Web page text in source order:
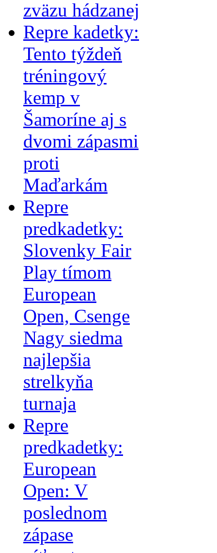
zväzu hádzanej
Repre kadetky:
Tento týždeň
tréningový
kemp v
Šamoríne aj s
dvomi zápasmi
proti
Maďarkám
Repre
predkadetky:
Slovenky Fair
Play tímom
European
Open, Csenge
Nagy siedma
najlepšia
strelkyňa
turnaja
Repre
predkadetky:
European
Open: V
poslednom
zápase